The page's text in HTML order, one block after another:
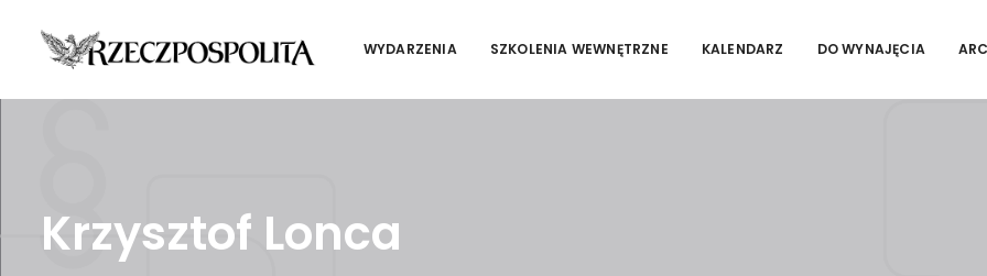
WYDARZENIA SZKOLENIA WEWNĘTRZNE KALENDARZ DO WYNAJĘCIA
Krzysztof Lonca